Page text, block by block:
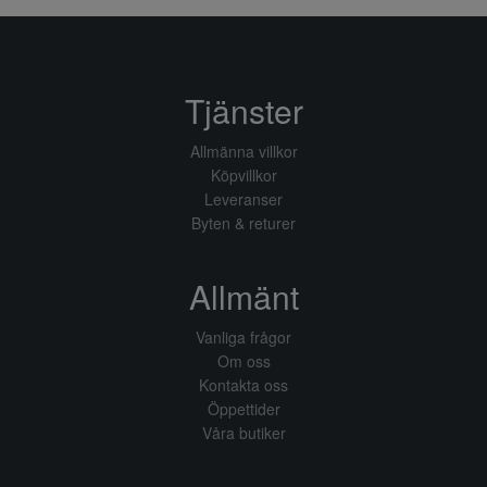
Tjänster
Allmänna villkor
Köpvillkor
Leveranser
Byten & returer
Allmänt
Vanliga frågor
Om oss
Kontakta oss
Öppettider
Våra butiker